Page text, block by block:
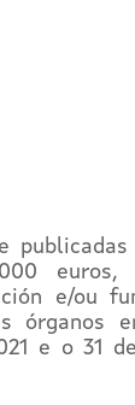
euros,
e/ou
órganos
e o 31